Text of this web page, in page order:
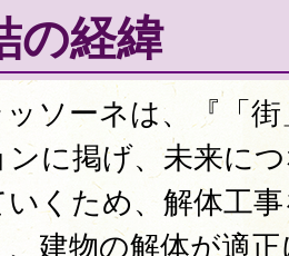
の経緯
ソーネは、『「
に掲げ、未来に
くため、解体工
建物の解体が適